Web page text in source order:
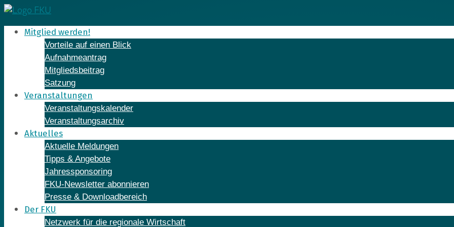
Skip
to
contentMitglied werden!
Vorteile auf einen Blick
Aufnahmeantrag
Mitgliedsbeitrag
Satzung
Veranstaltungen
Veranstaltungskalender
Veranstaltungsarchiv
Aktuelles
Aktuelle Meldungen
Tipps & Angebote
Jahressponsoring
FKU-Newsletter abonnieren
Presse & Downloadbereich
Der FKU
Netzwerk für die regionale Wirtschaft